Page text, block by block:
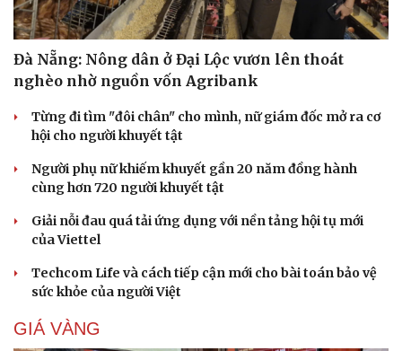
Đà Nẵng: Nông dân ở Đại Lộc vươn lên thoát
nghèo nhờ nguồn vốn Agribank
Từng đi tìm "đôi chân" cho mình, nữ giám đốc mở ra cơ
hội cho người khuyết tật
Người phụ nữ khiếm khuyết gần 20 năm đồng hành
cùng hơn 720 người khuyết tật
Giải nỗi đau quá tải ứng dụng với nền tảng hội tụ mới
của Viettel
Techcom Life và cách tiếp cận mới cho bài toán bảo vệ
sức khỏe của người Việt
GIÁ VÀNG